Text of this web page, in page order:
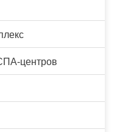
центров